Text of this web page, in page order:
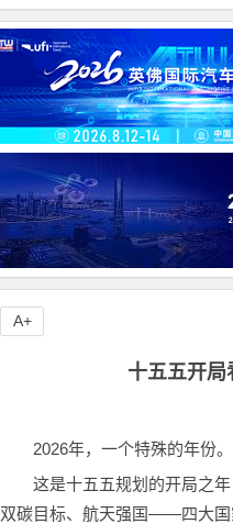
十五五开局
2026年，一个特殊的年份。
这是十五五规划的开局之
双碳目标、航天强国——四大国
A+